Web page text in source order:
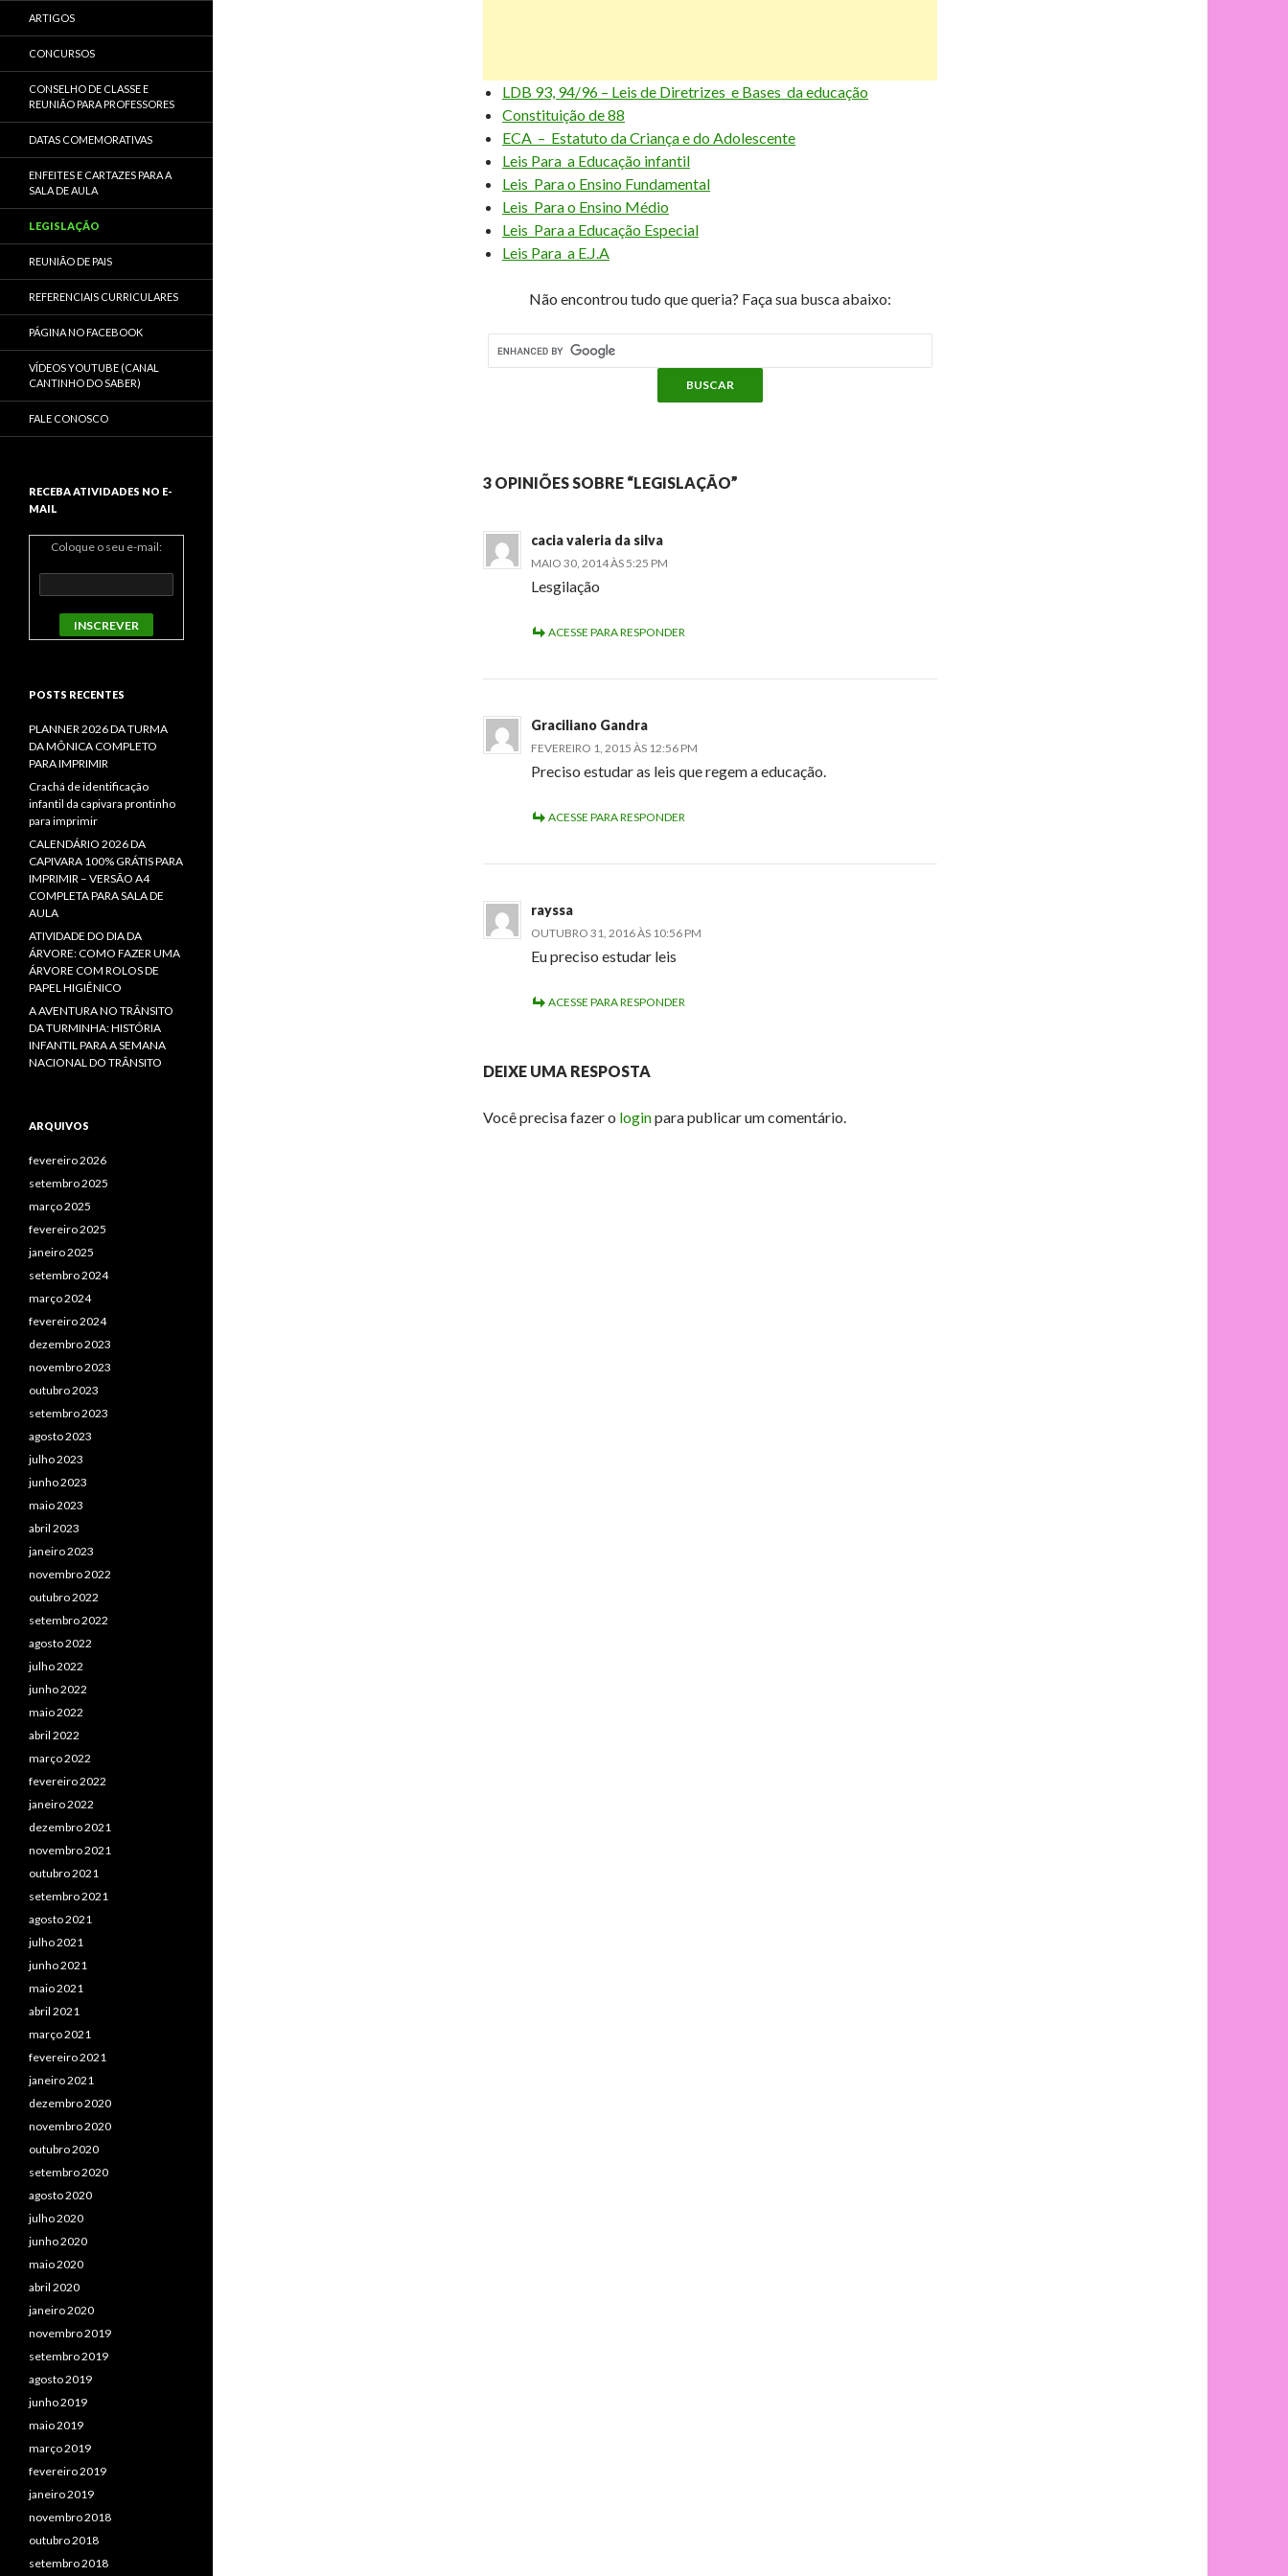
LDB 93, 94/96 – Leis de Diretrizes e Bases da educação
Constituição de 88
ECA – Estatuto da Criança e do Adolescente
Leis Para a Educação infantil
Leis Para o Ensino Fundamental
Leis Para o Ensino Médio
Leis Para a Educação Especial
Leis Para a E.J.A
Não encontrou tudo que queria? Faça sua busca abaixo:
3 OPINIÕES SOBRE “LEGISLAÇÃO”
cacia valeria da silva
MAIO 30, 2014 ÀS 5:25 PM
Lesgilação
ACESSE PARA RESPONDER
Graciliano Gandra
FEVEREIRO 1, 2015 ÀS 12:56 PM
Preciso estudar as leis que regem a educação.
ACESSE PARA RESPONDER
rayssa
OUTUBRO 31, 2016 ÀS 10:56 PM
Eu preciso estudar leis
ACESSE PARA RESPONDER
DEIXE UMA RESPOSTA
Você precisa fazer o loginpara publicar um comentário.
ARTIGOS
CONCURSOS
CONSELHO DE CLASSE E
REUNIÃO PARA PROFESSORES
DATAS COMEMORATIVAS
ENFEITES E CARTAZES PARA A
SALA DE AULA
LEGISLAÇÃO
REUNIÃO DE PAIS
REFERENCIAIS CURRICULARES
PÁGINA NO FACEBOOK
VÍDEOS YOUTUBE (CANAL
CANTINHO DO SABER)
FALE CONOSCO
RECEBA ATIVIDADES NO E-
MAIL
Coloque o seu e-mail:
POSTS RECENTES
PLANNER 2026 DA TURMA
DA MÔNICA COMPLETO
PARA IMPRIMIR
Crachá de identificação
infantil da capivara prontinho
para imprimir
CALENDÁRIO 2026 DA
CAPIVARA 100% GRÁTIS PARA
IMPRIMIR – VERSÃO A4
COMPLETA PARA SALA DE
AULA
ATIVIDADE DO DIA DA
ÁRVORE: COMO FAZER UMA
ÁRVORE COM ROLOS DE
PAPEL HIGIÊNICO
A AVENTURA NO TRÂNSITO
DA TURMINHA: HISTÓRIA
INFANTIL PARA A SEMANA
NACIONAL DO TRÂNSITO
ARQUIVOS
fevereiro 2026
setembro 2025
março 2025
fevereiro 2025
janeiro 2025
setembro 2024
março 2024
fevereiro 2024
dezembro 2023
novembro 2023
outubro 2023
setembro 2023
agosto 2023
julho 2023
junho 2023
maio 2023
abril 2023
janeiro 2023
novembro 2022
outubro 2022
setembro 2022
agosto 2022
julho 2022
junho 2022
maio 2022
abril 2022
março 2022
fevereiro 2022
janeiro 2022
dezembro 2021
novembro 2021
outubro 2021
setembro 2021
agosto 2021
julho 2021
junho 2021
maio 2021
abril 2021
março 2021
fevereiro 2021
janeiro 2021
dezembro 2020
novembro 2020
outubro 2020
setembro 2020
agosto 2020
julho 2020
junho 2020
maio 2020
abril 2020
janeiro 2020
novembro 2019
setembro 2019
agosto 2019
junho 2019
maio 2019
março 2019
fevereiro 2019
janeiro 2019
novembro 2018
outubro 2018
setembro 2018